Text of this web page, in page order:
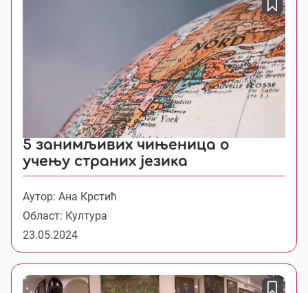
5 занимљивих чињеница о
учењу страних језика
Аутор: Ана Крстић
Област: Култура
23.05.2024